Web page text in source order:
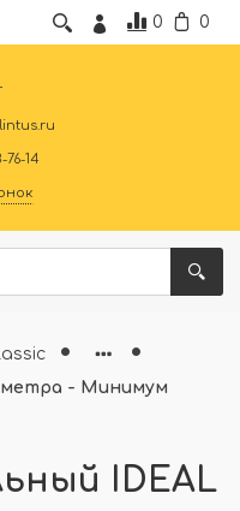
0 0
76-14
метра - Минимум
IDEAL